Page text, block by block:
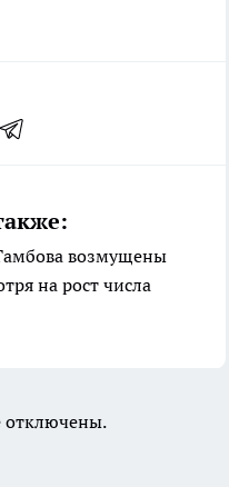
возмущены
на рост числа
отключены.